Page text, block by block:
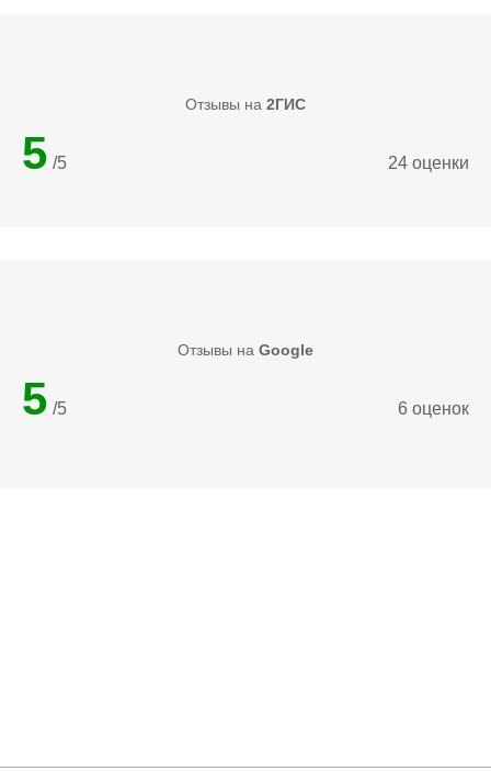
Отзывы на 2ГИС
5 /5 24 оценки
Отзывы на Google
5 /5 6 оценок